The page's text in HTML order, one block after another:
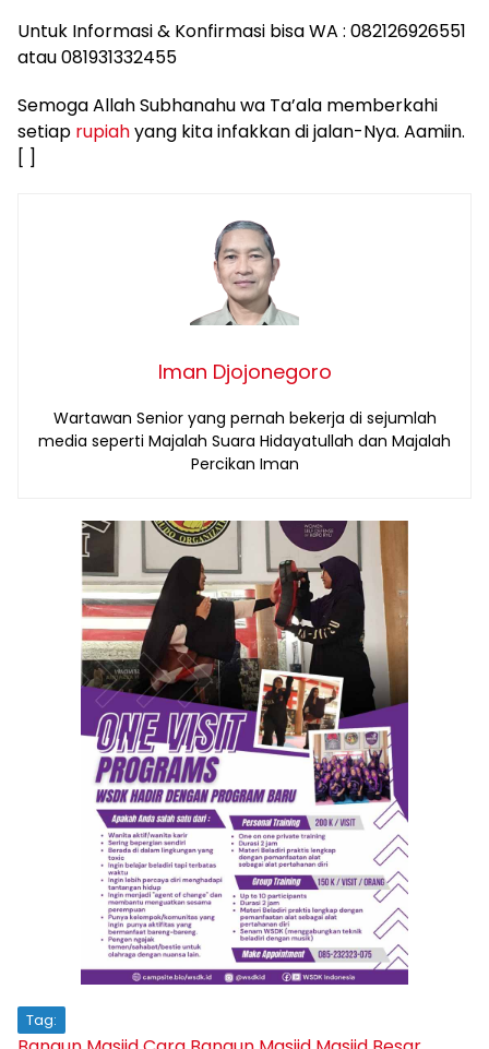
Untuk Informasi & Konfirmasi bisa WA : 082126926551
atau 081931332455
Semoga Allah Subhanahu wa Ta’ala memberkahi
setiap rupiahyang kita infakkan di jalan-Nya. Aamiin.
[ ]
Iman Djojonegoro
Wartawan Senior yang pernah bekerja di sejumlah
media seperti Majalah Suara Hidayatullah dan Majalah
Percikan Iman
Tag: